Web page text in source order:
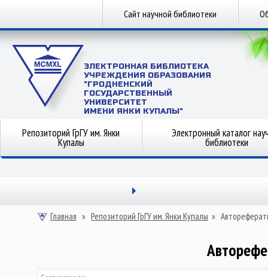
Сайт научной библиотеки
ЭЛЕКТРОННАЯ БИБЛИОТЕКА
УЧРЕЖДЕНИЯ ОБРАЗОВАНИЯ
"ГРОДНЕНСКИЙ
ГОСУДАРСТВЕННЫЙ
УНИВЕРСИТЕТ
ИМЕНИ ЯНКИ КУПАЛЫ"
Репозиторий ГрГУ им. Янки
Купалы
Электронный каталог
библиотеки
Главная » Репозиторий ГрГУ им. Янки Купалы »